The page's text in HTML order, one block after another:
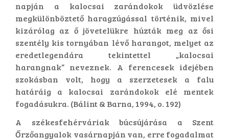
napján a kalocsai zarándokok üdvözlése
megkülönböztető haragzúgással történik, mivel
kizárólag az ő jövetelükre húzták meg az ősi
szentély kis tornyában lévő harangot, melyet az
eredetlegendára tekintettel „kalocsai
harangnak” neveznek. A ferencesek idejében
szokásban volt, hogy a szerzetesek a falu
határáig a kalocsai zarándokok elé mentek
fogadásukra. (Bálint & Barna, 1994, o. 192)
A székesfehérváriak búcsújárása a Szent
Őrzőangyalok vasárnapján van, erre fogadalmat